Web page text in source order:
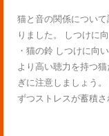
猫と音の関係につい
りました。 しつけに
・猫の鈴 しつけに向
より高い聴力を持つ
ぎに注意しましょう
ずつストレスが蓄積さ